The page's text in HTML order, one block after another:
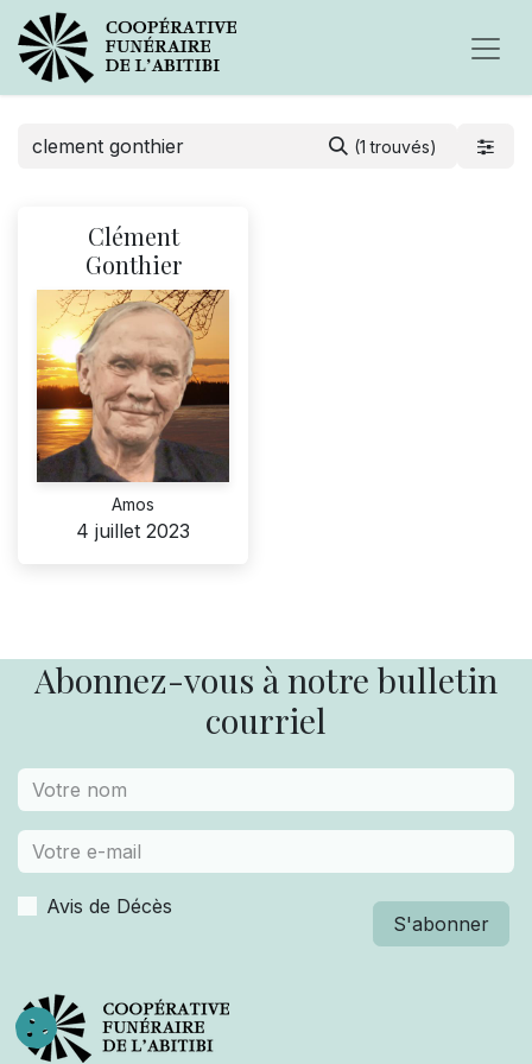
(1 trouvés)
Clément
Gonthier
Amos
4 juillet 2023
Abonnez-vous à notre bulletin
courriel
Avis de Décès
S'abonner